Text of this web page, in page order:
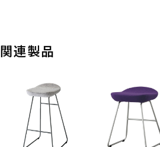
関連製品